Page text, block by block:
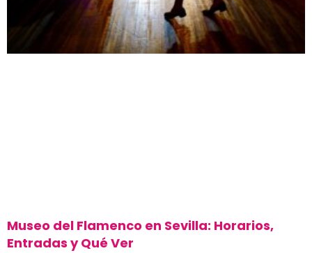
Museo del Flamenco en Sevilla: Horarios,
Entradas y Qué Ver